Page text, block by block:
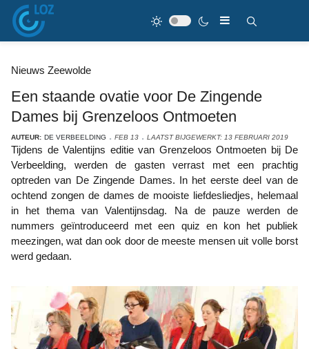
Nieuws Zeewolde
Een staande ovatie voor De Zingende
Dames bij Grenzeloos Ontmoeten
AUTEUR: DE VERBEELDING FEB 13 LAATST BIJGEWERKT: 13 FEBRUARI 2019
Tijdens de Valentijns editie van Grenzeloos Ontmoeten bij De
Verbeelding, werden de gasten verrast met een prachtig
optreden van De Zingende Dames. In het eerste deel van de
ochtend zongen de dames de mooiste liefdesliedjes, helemaal
in het thema van Valentijnsdag. Na de pauze werden de
nummers geïntroduceerd met een quiz en kon het publiek
meezingen, wat dan ook door de meeste mensen uit volle borst
werd gedaan.